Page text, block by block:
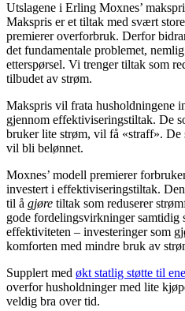
Utslagene i Erling Moxnes’
Makspris er et tiltak med svært
premierer overforbruk. Derfor
det fundamentale problemet,
etterspørsel. Vi trenger tiltak som
tilbudet av strøm.
Makspris vil frata husholdningene
gjennom effektiviseringstiltak. De
bruker lite strøm, vil få «straff». De
vil bli belønnet.
Moxnes’ modell premierer
investert i effektiviseringstiltak.
til å gjøre tiltak som reduserer
gode fordelingsvirkninger samtidig
effektiviteten – investeringer som
komforten med mindre bruk av
Supplert med økt statlig støtte til
overfor husholdninger med lite
veldig bra over tid.